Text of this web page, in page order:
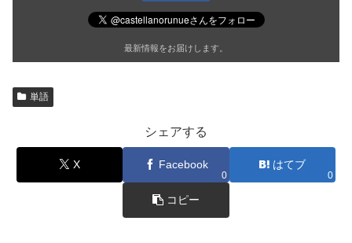
最新情報をお届けします。
単語
シェアする
X Facebook
0
はてブ
0
コピー